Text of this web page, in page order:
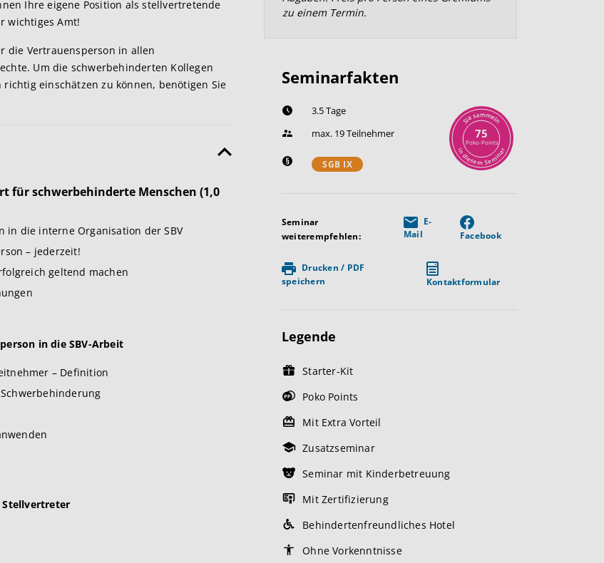
Ihre eigene Position als stellvertretende
wichtiges Amt!
die Vertrauensperson in allen
Um die schwerbehinderten Kollegen
einschätzen zu können, benötigen Sie
für schwerbehinderte Menschen (1,0
die interne Organisation der SBV
– jederzeit!
geltend machen
in die SBV-Arbeit
– Definition
Stellvertreter
zu einem Termin.
Seminarfakten
3.5 Tage
max. 19 Teilnehmer
SGB IX
i
n
d
iesemSemi
n
a
r
S
iesammel
n
75
Poko-Points
Seminar
weiterempfehlen:
E-
Mail
Facebook
Drucken / PDF
speichern
Kontaktformular
Legende
Starter-Kit
Poko Points
Mit Extra Vorteil
Zusatzseminar
Seminar mit Kinderbetreuung
Mit Zertifizierung
Behindertenfreundliches Hotel
Ohne Vorkenntnisse